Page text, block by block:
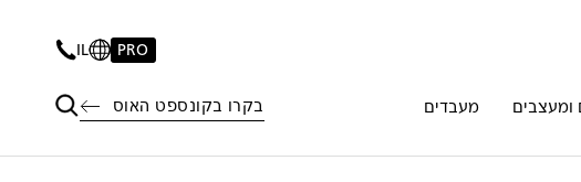
PRO
IL
ומעצבים מעבדים בקרו בקונספט האוס